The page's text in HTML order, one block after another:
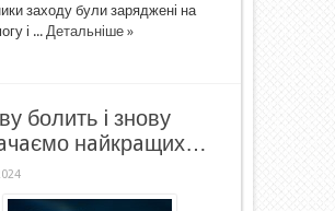
заходу були заряджені на
і ... Детальніше »
болить i знову
нaйкрaщих…